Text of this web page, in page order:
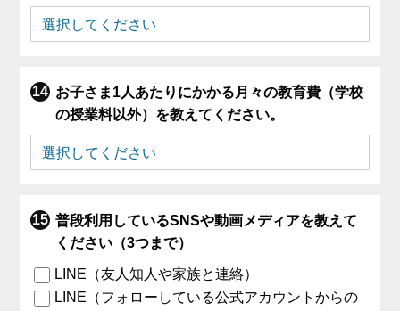
お子さま1人あたりにかかる月々の教育費（学校
の授業料以外）を教えてください。
普段利用しているSNSや動画メディアを教えて
ください（3つまで）
LINE（友人知人や家族と連絡）
LINE（フォローしている公式アカウントからの